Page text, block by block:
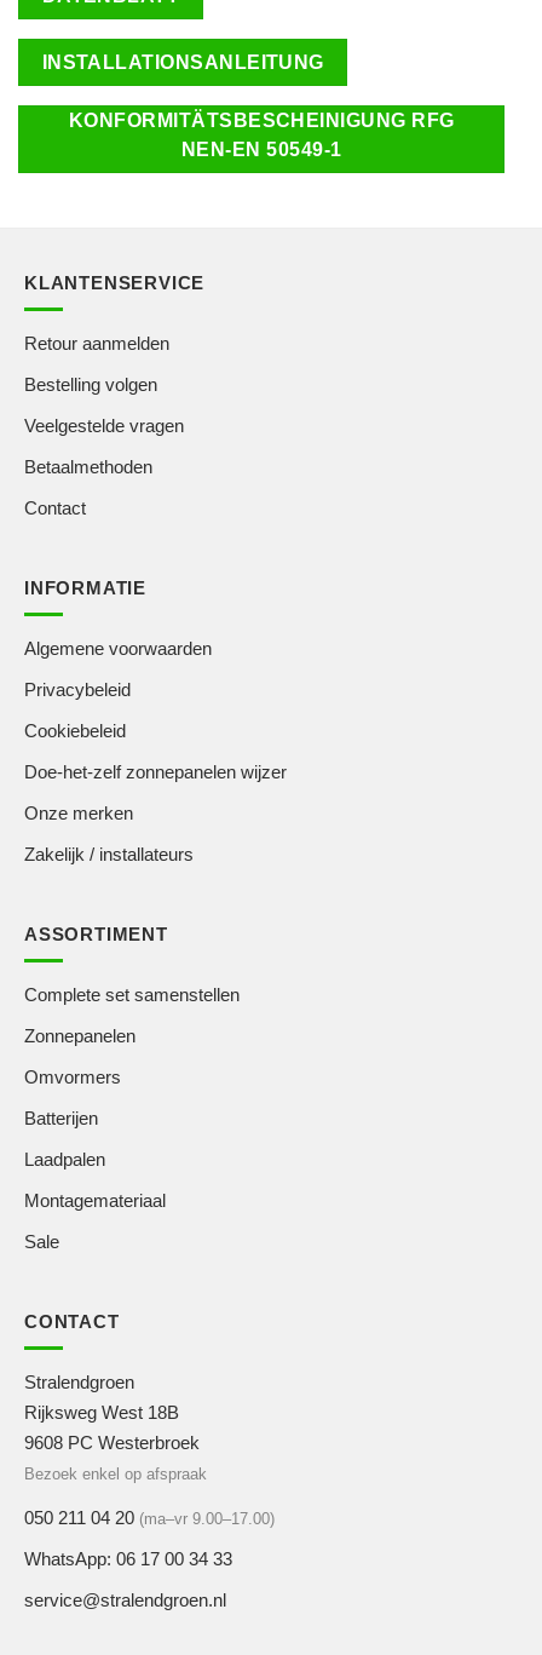
INSTALLATIONSANLEITUNG
KONFORMITÄTSBESCHEINIGUNG RFG
NEN-EN 50549-1
KLANTENSERVICE
Retour aanmelden
Bestelling volgen
Veelgestelde vragen
Betaalmethoden
Contact
INFORMATIE
Algemene voorwaarden
Privacybeleid
Cookiebeleid
Doe-het-zelf zonnepanelen wijzer
Onze merken
Zakelijk / installateurs
ASSORTIMENT
Complete set samenstellen
Zonnepanelen
Omvormers
Batterijen
Laadpalen
Montagemateriaal
Sale
CONTACT
Stralendgroen
Rijksweg West 18B
9608 PC Westerbroek
Bezoek enkel op afspraak
050 211 04 20 (ma–vr 9.00–17.00)
WhatsApp: 06 17 00 34 33
service@stralendgroen.nl